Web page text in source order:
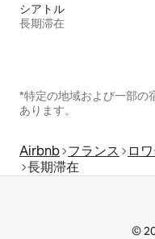
シアトル
長期滞在
*特定の地域および一部の
あります。
Airbnb フランス ロ
長期滞在
©